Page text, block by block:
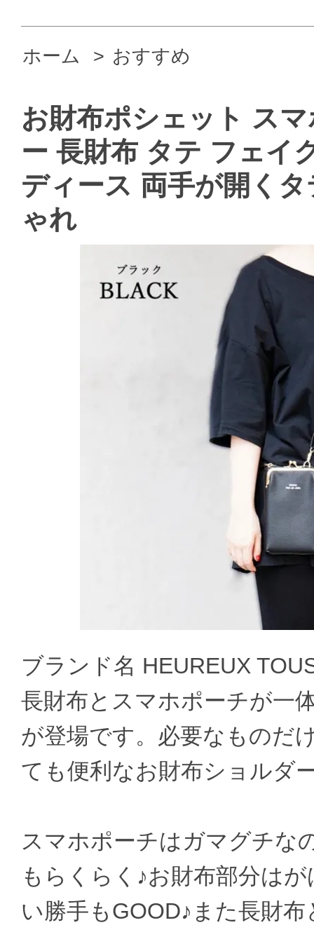
ホーム > おすすめ
お財布ポシェット ス
ー 長財布 タテ フェイ
ディース 両手が開く
ゃれ
ブランド名 HEUREUX
長財布とスマホポーチが一
が登場です。必要なものだ
ても便利なお財布ショルダ
スマホポーチはガマグチな
もらくらく♪お財布部分は
い勝手もGOOD♪また長財